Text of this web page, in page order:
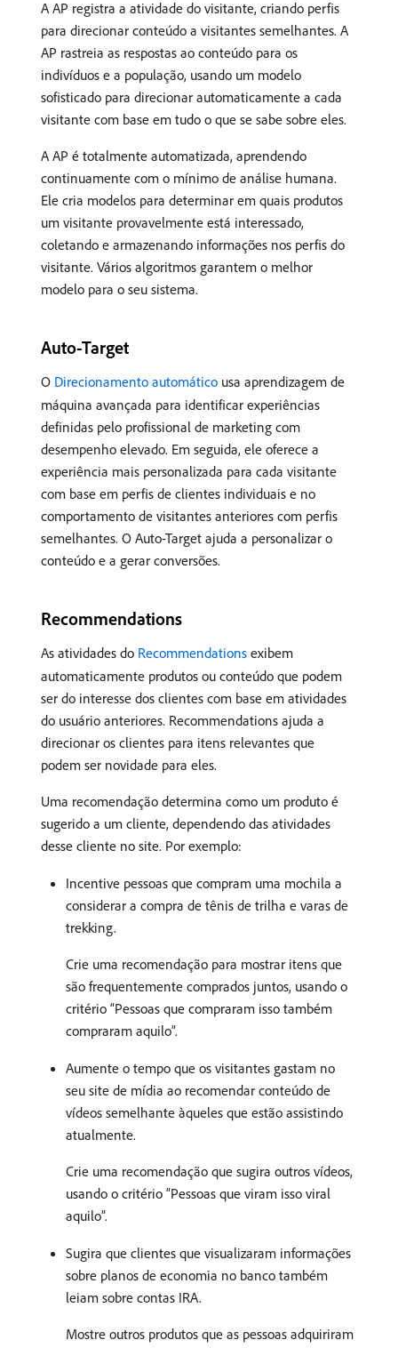
A AP registra a atividade do visitante, criando perfis
para direcionar conteúdo a visitantes semelhantes. A
AP rastreia as respostas ao conteúdo para os
indivíduos e a população, usando um modelo
sofisticado para direcionar automaticamente a cada
visitante com base em tudo o que se sabe sobre eles.
A AP é totalmente automatizada, aprendendo
continuamente com o mínimo de análise humana.
Ele cria modelos para determinar em quais produtos
um visitante provavelmente está interessado,
coletando e armazenando informações nos perfis do
visitante. Vários algoritmos garantem o melhor
modelo para o seu sistema.
Auto-Target
O Direcionamento automático usa aprendizagem de
máquina avançada para identificar experiências
definidas pelo profissional de marketing com
desempenho elevado. Em seguida, ele oferece a
experiência mais personalizada para cada visitante
com base em perfis de clientes individuais e no
comportamento de visitantes anteriores com perfis
semelhantes. O Auto-Target ajuda a personalizar o
conteúdo e a gerar conversões.
Recommendations
As atividades do Recommendations exibem
automaticamente produtos ou conteúdo que podem
ser do interesse dos clientes com base em atividades
do usuário anteriores. Recommendations ajuda a
direcionar os clientes para itens relevantes que
podem ser novidade para eles.
Uma recomendação determina como um produto é
sugerido a um cliente, dependendo das atividades
desse cliente no site. Por exemplo:
Incentive pessoas que compram uma mochila a
considerar a compra de tênis de trilha e varas de
trekking.
Crie uma recomendação para mostrar itens que
são frequentemente comprados juntos, usando o
critério “Pessoas que compraram isso também
compraram aquilo”.
Aumente o tempo que os visitantes gastam no
seu site de mídia ao recomendar conteúdo de
vídeos semelhante àqueles que estão assistindo
atualmente.
Crie uma recomendação que sugira outros vídeos,
usando o critério “Pessoas que viram isso viral
aquilo”.
Sugira que clientes que visualizaram informações
sobre planos de economia no banco também
leiam sobre contas IRA.
Mostre outros produtos que as pessoas adquiriram